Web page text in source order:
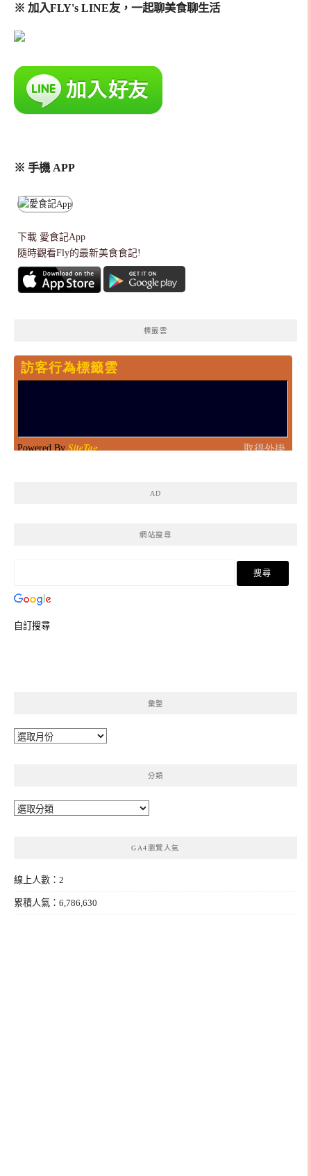
※ 加入FLY's LINE友，一起聊美食聊生活
※ 手機 APP
下載 愛食記App
隨時觀看Fly的最新美食食記!
標籤雲
AD
網站搜尋
自訂搜尋
彙整
彙
分類
分
GA4瀏覽人氣
線上人數：2
累積人氣：6,786,630